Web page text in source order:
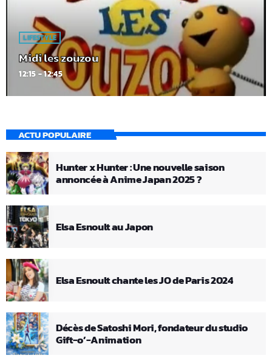
LIFESTYLE
Midi les zouzou
12:15 - 12:45
ACTU POPULAIRE
Hunter x Hunter : Une nouvelle saison
annoncée à Anime Japan 2025 ?
Elsa Esnoult au Japon
Elsa Esnoult chante les JO de Paris 2024
Décès de Satoshi Mori, fondateur du studio
Gift-o’-Animation